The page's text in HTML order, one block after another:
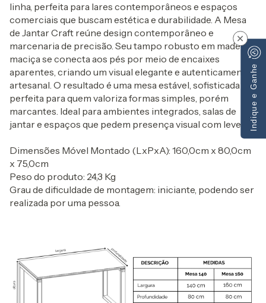
linha, perfeita para lares contemporâneos e espaços
comerciais que buscam estética e durabilidade. A Mesa
de Jantar Craft reúne design contemporâneo e
marcenaria de precisão. Seu tampo robusto em madeira
maciça se conecta aos pés por meio de encaixes
aparentes, criando um visual elegante e autenticamente
artesanal. O resultado é uma mesa estável, sofisticada e
perfeita para quem valoriza formas simples, porém
marcantes. Ideal para ambientes integrados, salas de
jantar e espaços que pedem presença visual com leveza.
Dimensões Móvel Montado (LxPxA): 160,0cm x 80,0cm
x 75,0cm
Peso do produto: 24,3 Kg
Grau de dificuldade de montagem: iniciante, podendo ser
realizada por uma pessoa.
Indique e Ganhe
×